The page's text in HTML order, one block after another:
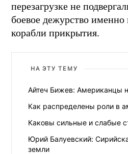
перезагрузке не
боевое дежурство именно
корабли прикрытия.
НА ЭТУ ТЕМУ
Айтеч Бижев: Американцы
Как распределены роли в
Каковы сильные и слабые
Юрий Балуевский:
земли